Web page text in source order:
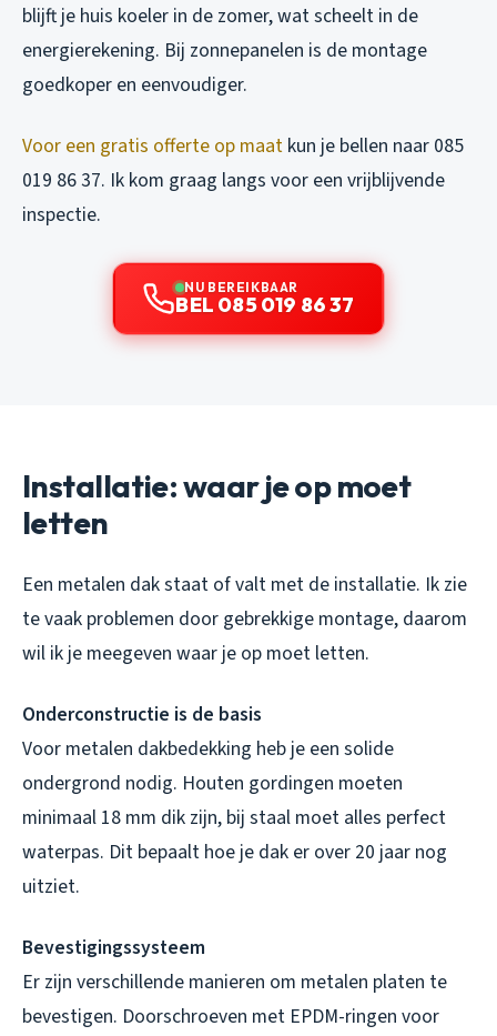
blijft je huis koeler in de zomer, wat scheelt in de
energierekening. Bij zonnepanelen is de montage
goedkoper en eenvoudiger.
Voor een gratis offerte op maat kun je bellen naar 085
019 86 37. Ik kom graag langs voor een vrijblijvende
inspectie.
NU BEREIKBAAR
BEL 085 019 86 37
Installatie: waar je op moet
letten
Een metalen dak staat of valt met de installatie. Ik zie
te vaak problemen door gebrekkige montage, daarom
wil ik je meegeven waar je op moet letten.
Onderconstructie is de basis
Voor metalen dakbedekking heb je een solide
ondergrond nodig. Houten gordingen moeten
minimaal 18 mm dik zijn, bij staal moet alles perfect
waterpas. Dit bepaalt hoe je dak er over 20 jaar nog
uitziet.
Bevestigingssysteem
Er zijn verschillende manieren om metalen platen te
bevestigen. Doorschroeven met EPDM-ringen voor